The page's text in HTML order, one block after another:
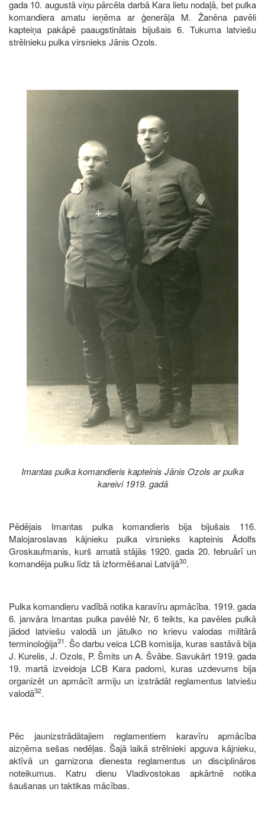
gada 10. augustā viņu pārcēla darbā Kara lietu nodaļā, bet pulka
komandiera amatu ieņēma ar ģenerāļa M. Žanēna pavēli
kapteiņa pakāpē paaugstinātais bijušais 6. Tukuma latviešu
strēlnieku pulka virsnieks Jānis Ozols.
Imantas pulka komandieris kapteinis Jānis Ozols ar pulka
kareivi 1919. gadā
Pēdējais Imantas pulka komandieris bija bijušais 116.
Malojaroslavas kājnieku pulka virsnieks kapteinis Ādolfs
Groskaufmanis, kurš amatā stājās 1920. gada 20. februārī un
komandēja pulku līdz tā izformēšanai Latvijā30.
Pulka komandieru vadībā notika karavīru apmācība. 1919. gada
6. janvāra Imantas pulka pavēlē Nr, 6 teikts, ka pavēles pulkā
jādod latviešu valodā un jātulko no krievu valodas militārā
terminoloģija31. Šo darbu veica LCB komisija, kuras sastāvā bija
J. Kurelis, J. Ozols, P. Šmits un A. Švābe. Savukārt 1919. gada
19. martā izveidoja LCB Kara padomi, kuras uzdevums bija
organizēt un apmācīt armiju un izstrādāt reglamentus latviešu
valodā32.
Pēc jaunizstrādātajiem reglamentiem karavīru apmācība
aizņēma sešas nedēļas. Šajā laikā strēlnieki apguva kājnieku,
aktīvā un garnizona dienesta reglamentus un disciplināros
noteikumus. Katru dienu Vladivostokas apkārtnē notika
šaušanas un taktikas mācības.